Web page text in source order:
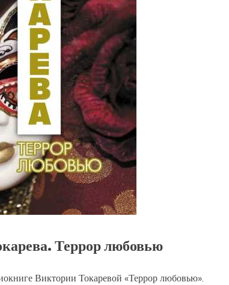
Террор любовью
Виктории Токаревой «Террор любовью».